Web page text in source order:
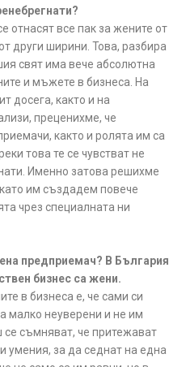
отнасят все пак за жените от
други ширини. Това, разбира
свят има вече абсолютна
и мъжете в бизнеса. На
досега, както и на
преценихме, че
както и ролята им са
това те се чувстват не
Именно затова решихме
им създадем повече
чрез специалната ни
предприемач? В България
бизнес са жени.
в бизнеса е, че сами си
малко неуверени и не им
се съмняват, че притежават
умения, за да седнат на една